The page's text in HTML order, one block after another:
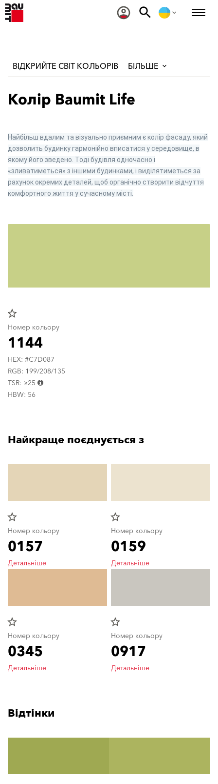
ВІДКРИЙТЕ СВІТ КОЛЬОРІВ БІЛЬШЕ
Колір Baumit Life
Найбільш вдалим та візуально приємним є колір фасаду, який
дозволить будинку гармонійно вписатися у середовище, в
якому його зведено. Тоді будівля одночасно і
«зливатиметься» з іншими будинками, і виділятиметься за
рахунок окремих деталей, щоб органічно створити відчуття
комфортного життя у сучасному місті.
star_border
Номер кольору
1144
HEX: #C7D087
RGB: 199/208/135
TSR: ≥25
HBW: 56
Найкраще поєднується з
star_border
Номер кольору
0157
Детальніше
star_border
Номер кольору
0345
Детальніше
star_border
Номер кольору
0159
Детальніше
star_border
Номер кольору
0917
Детальніше
Відтінки